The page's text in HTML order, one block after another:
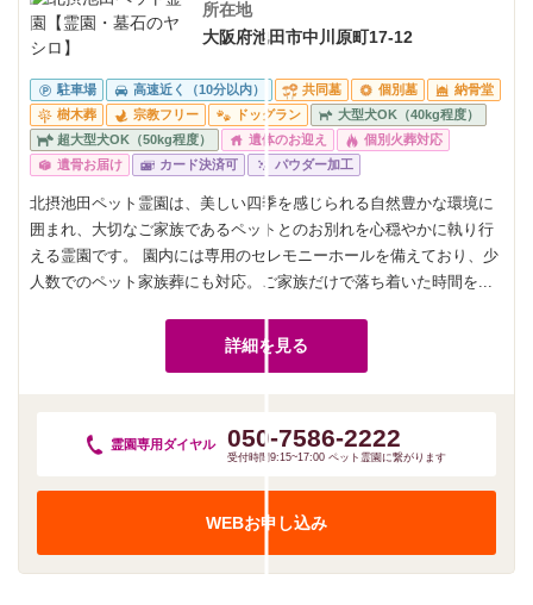
所在地
大阪府池田市中川原町17-12
駐車場 高速近く（10分以内） 共同墓 個別墓
納骨堂
樹木葬
宗教フリー ドッグラン
大型犬OK（40kg程度）
超大型犬OK（50kg程度）
遺体のお迎え
個別火葬対応
遺骨お届け
カード決済可 パウダー加工
北摂池田ペット霊園は、美しい四季を感じられる自然豊かな環境に
囲まれ、大切なご家族であるペットとのお別れを心穏やかに執り行
える霊園です。 園内には専用のセレモニーホールを備えており、少
人数でのペット家族葬にも対応。ご家族だけで落ち着いた時間を...
詳細を見る
霊園専用 ダイヤル 050-7586-2222
受付時間9:15~17:00 ペット霊園に繋がります
WEBお申し込み